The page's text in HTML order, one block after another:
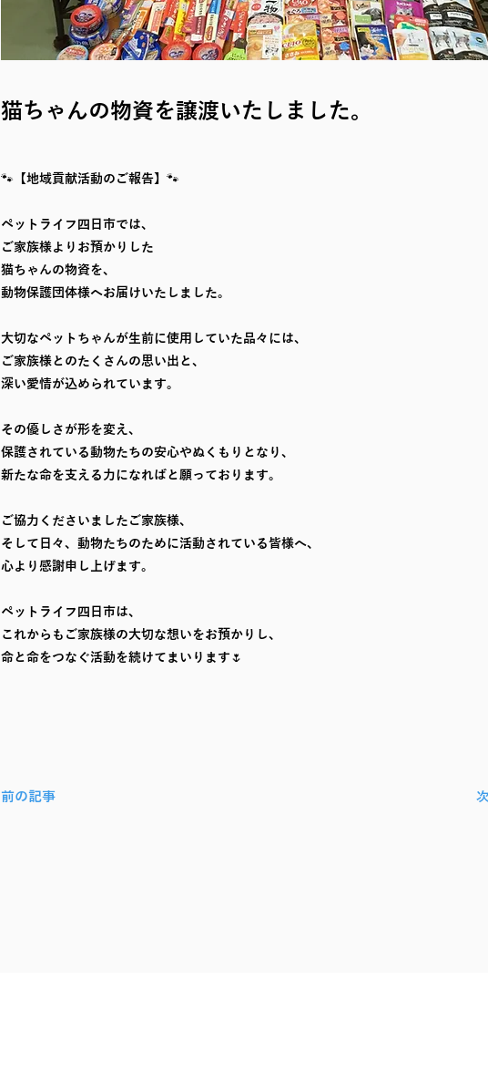
猫ちゃんの物資を譲渡いたしました。
🐾【地域貢献活動のご報告】🐾
ペットライフ四日市では、
ご家族様よりお預かりした
猫ちゃんの物資を、
動物保護団体様へお届けいたしました。
大切なペットちゃんが生前に使用していた品々には、
ご家族様とのたくさんの思い出と、
深い愛情が込められています。
その優しさが形を変え、
保護されている動物たちの安心やぬくもりとなり、
新たな命を支える力になればと願っております。
ご協力くださいましたご家族様、
そして日々、動物たちのために活動されている皆様へ、
心より感謝申し上げます。
ペットライフ四日市は、
これからもご家族様の大切な想いをお預かりし、
命と命をつなぐ活動を続けてまいります🌷
前の記事